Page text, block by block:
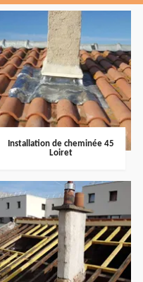
Installation de cheminée 45
Loiret